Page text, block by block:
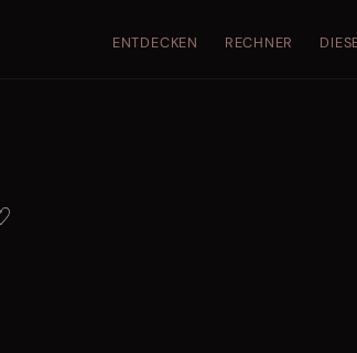
ENTDECKEN RECHNER